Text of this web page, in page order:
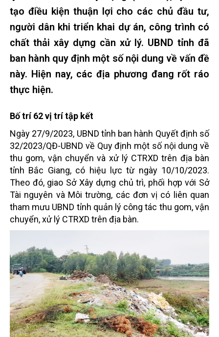
tạo điều kiện thuận lợi cho các chủ đầu tư,
người dân khi triển khai dự án, công trình có
chất thải xây dựng cần xử lý. UBND tỉnh đã
ban hành quy định một số nội dung về vấn đề
này. Hiện nay, các địa phương đang rốt ráo
thực hiện.
Bố trí 62 vị trí tập kết
Ngày 27/9/2023, UBND tỉnh ban hành Quyết định số
32/2023/QĐ-UBND về Quy định một số nội dung về
thu gom, vận chuyển và xử lý CTRXD trên địa bàn
tỉnh Bắc Giang, có hiệu lực từ ngày 10/10/2023.
Theo đó, giao Sở Xây dựng chủ trì, phối hợp với Sở
Tài nguyên và Môi trường, các đơn vị có liên quan
tham mưu UBND tỉnh quản lý công tác thu gom, vận
chuyển, xử lý CTRXD trên địa bàn.